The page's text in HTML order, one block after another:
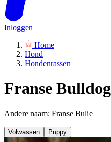
Inloggen
Home
Hond
Hondenrassen
Franse Bulldog
Andere naam: Franse Bulie
Volwassen Puppy